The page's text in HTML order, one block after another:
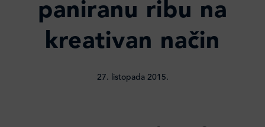
paniranu ribu na
kreativan način
27. listopada 2015.